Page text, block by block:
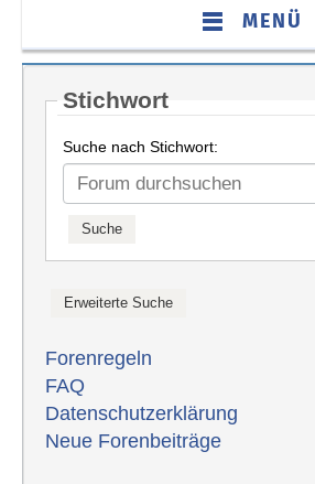
MENÜ
Stichwort
Suche nach Stichwort:
Forenregeln
FAQ
Datenschutzerklärung
Neue Forenbeiträge